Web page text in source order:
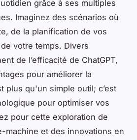
grâce à ses multiples
Imaginez des scénarios où
de la planification de vos
votre temps. Divers
de l’efficacité de ChatGPT,
pour améliorer la
plus qu'un simple outil; c’est
pour optimiser vos
pour cette exploration de
machine et des innovations en